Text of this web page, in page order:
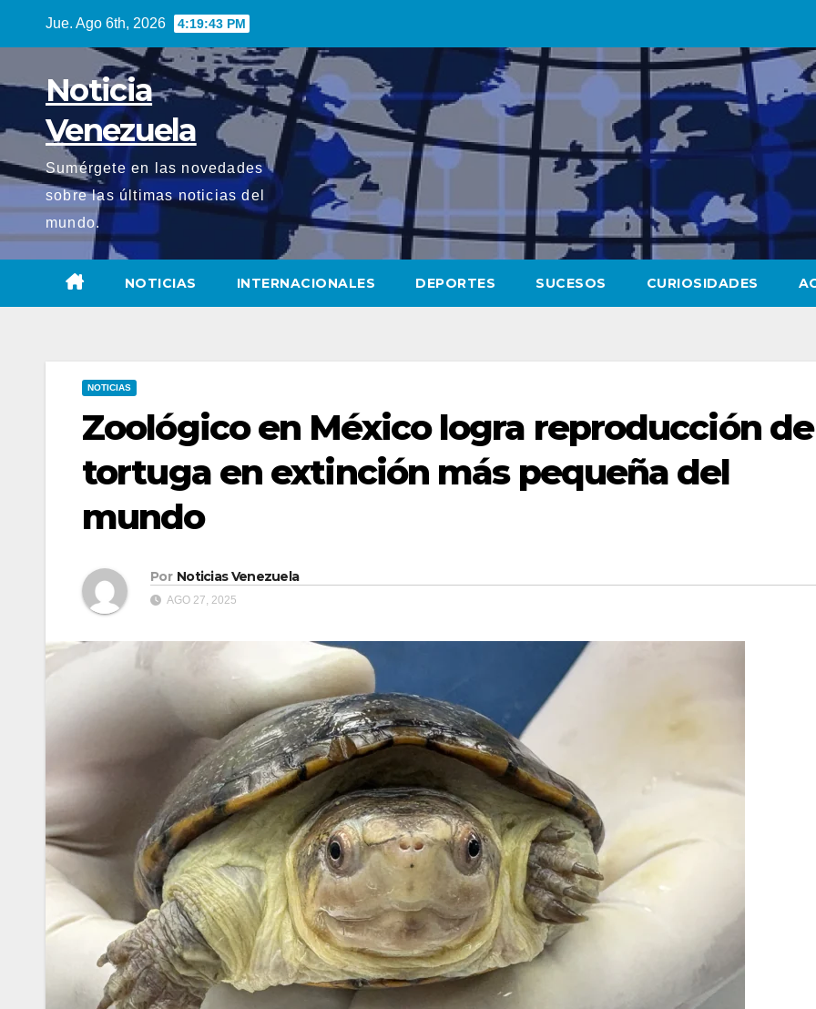
Jue. Ago 6th, 2026 4:19:45 PM
Noticia
Venezuela
Sumérgete en las novedades
sobre las últimas noticias del
mundo.
NOTICIAS INTERNACIONALES DEPORTES SUCESOS CURIOSIDADES
NOTICIAS
Zoológico en México logra reproducción de
tortuga en extinción más pequeña del
mundo
Por Noticias Venezuela
AGO 27, 2025